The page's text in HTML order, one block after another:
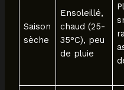
Saison
sèche
Ensoleillé,
chaud (25-
35°C), peu
de pluie